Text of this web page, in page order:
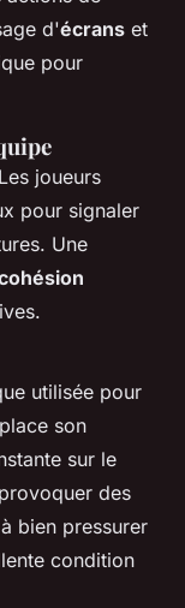
d'écrans et
pour
joueurs
pour signaler
Une
utilisée pour
son
sur le
des
bien pressurer
condition